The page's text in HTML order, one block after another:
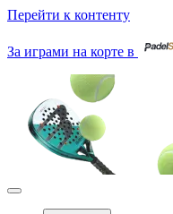
Перейти к контенту
За играми на корте в